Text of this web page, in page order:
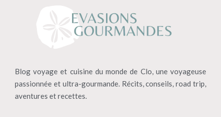
Blog voyage et cuisine du monde de Clo, une voyageuse
passionnée et ultra-gourmande. Récits, conseils, road trip,
aventures et recettes.